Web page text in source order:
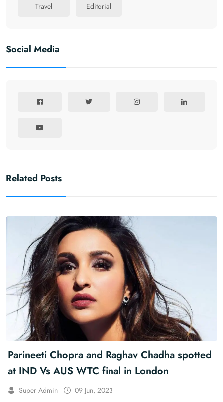
Travel Editorial
Social Media
Related Posts
Parineeti Chopra and Raghav Chadha spotted
at IND Vs AUS WTC final in London
Super Admin 09 Jun, 2023